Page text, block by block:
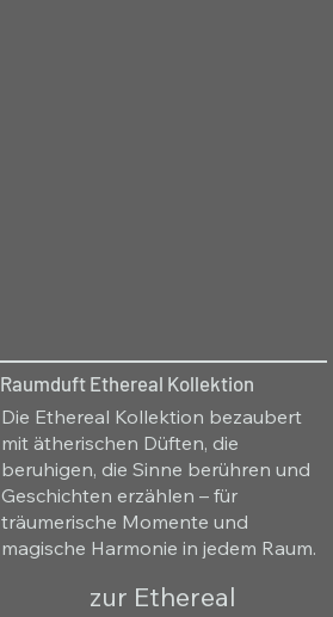
Raumduft Ethereal Kollektion
Die Ethereal Kollektion bezaubert
mit ätherischen Düften, die
beruhigen, die Sinne berühren und
Geschichten erzählen – für
träumerische Momente und
magische Harmonie in jedem Raum.
zur Ethereal